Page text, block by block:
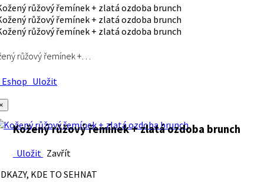
růžový řemínek +…
Uložit
Kožený růžový řemínek + zlatá ozdoba brunch
Uložit Zavřít
KDE TO SEHNAT